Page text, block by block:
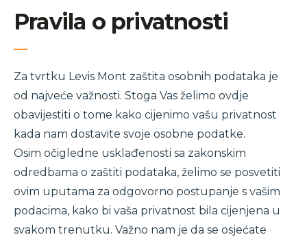
Pravila o privatnosti
Za tvrtku Levis Mont zaštita osobnih podataka je
od najveće važnosti. Stoga Vas želimo ovdje
obavijestiti o tome kako cijenimo vašu privatnost
kada nam dostavite svoje osobne podatke.
Osim očigledne usklađenosti sa zakonskim
odredbama o zaštiti podataka, želimo se posvetiti
ovim uputama za odgovorno postupanje s vašim
podacima, kako bi vaša privatnost bila cijenjena u
svakom trenutku. Važno nam je da se osjećate